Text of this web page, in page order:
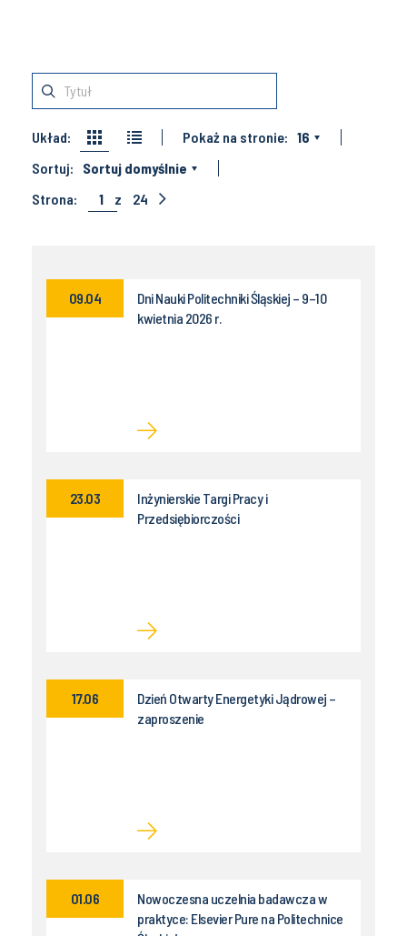
Układ: Pokaż na stronie: 16
Sortuj:
Sortuj domyślnie
Strona:
1 z 24
Dni Nauki Politechniki Śląskiej – 9–10
kwietnia 2026 r.
09.04
Inżynierskie Targi Pracy i
Przedsiębiorczości
23.03
Dzień Otwarty Energetyki Jądrowej –
zaproszenie
17.06
Nowoczesna uczelnia badawcza w
praktyce: Elsevier Pure na Politechnice
01.06